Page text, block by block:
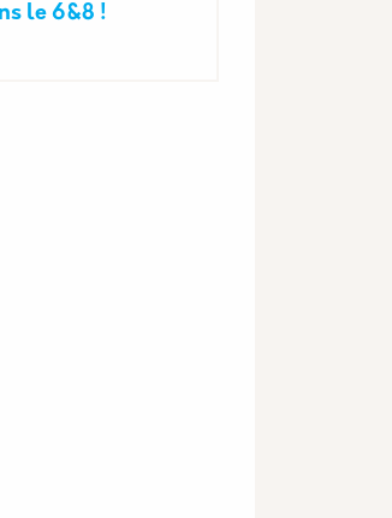
le 6&8 !